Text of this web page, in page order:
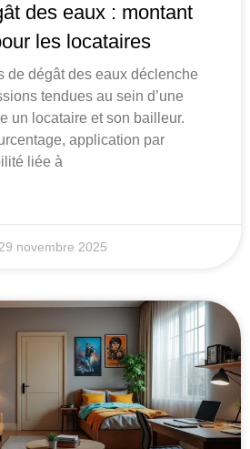
des eaux : montant
les locataires
de dégât des eaux déclenche
tendues au sein d’une
un locataire et son bailleur.
application par
liée à
novembre 2025